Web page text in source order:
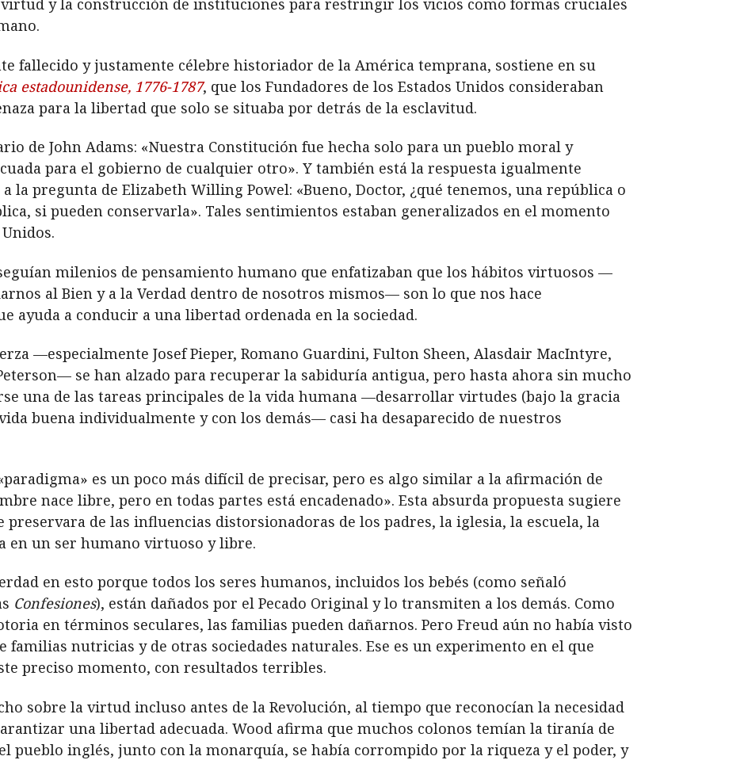
y la construcción de instituciones para restringir los vicios como formas cruciales
fallecido y justamente célebre historiador de la América temprana, sostiene en su
estadounidense, 1776-1787, que los Fundadores de los Estados Unidos consideraban
para la libertad que solo se situaba por detrás de la esclavitud.
de John Adams: «Nuestra Constitución fue hecha solo para un pueblo moral y
para el gobierno de cualquier otro». Y también está la respuesta igualmente
la pregunta de Elizabeth Willing Powel: «Bueno, Doctor, ¿qué tenemos, una república o
si pueden conservarla». Tales sentimientos estaban generalizados en el momento
milenios de pensamiento humano que enfatizaban que los hábitos virtuosos —
al Bien y a la Verdad dentro de nosotros mismos— son lo que nos hace
ayuda a conducir a una libertad ordenada en la sociedad.
—especialmente Josef Pieper, Romano Guardini, Fulton Sheen, Alasdair MacIntyre,
se han alzado para recuperar la sabiduría antigua, pero hasta ahora sin mucho
una de las tareas principales de la vida humana —desarrollar virtudes (bajo la gracia
buena individualmente y con los demás— casi ha desaparecido de nuestros
es un poco más difícil de precisar, pero es algo similar a la afirmación de
nace libre, pero en todas partes está encadenado». Esta absurda propuesta sugiere
preservara de las influencias distorsionadoras de los padres, la iglesia, la escuela, la
en un ser humano virtuoso y libre.
en esto porque todos los seres humanos, incluidos los bebés (como señaló
Confesiones), están dañados por el Pecado Original y lo transmiten a los demás. Como
en términos seculares, las familias pueden dañarnos. Pero Freud aún no había visto
familias nutricias y de otras sociedades naturales. Ese es un experimento en el que
preciso momento, con resultados terribles.
sobre la virtud incluso antes de la Revolución, al tiempo que reconocían la necesidad
una libertad adecuada. Wood afirma que muchos colonos temían la tiranía de
pueblo inglés, junto con la monarquía, se había corrompido por la riqueza y el poder, y